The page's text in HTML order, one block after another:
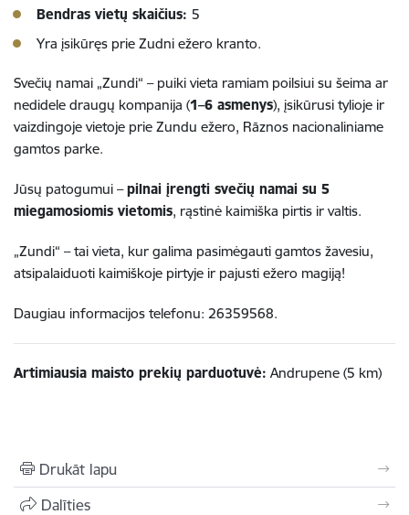
Bendras vietų skaičius: 5
Yra įsikūręs prie Zudni ežero kranto.
Svečių namai „Zundi“ – puiki vieta ramiam poilsiui su šeima ar
nedidele draugų kompanija (1–6 asmenys), įsikūrusi tylioje ir
vaizdingoje vietoje prie Zundu ežero, Rāznos nacionaliniame
gamtos parke.
Jūsų patogumui –pilnai įrengti svečių namai su 5
miegamosiomis vietomis, rąstinė kaimiška pirtis ir valtis.
„Zundi“ – tai vieta, kur galima pasimėgauti gamtos žavesiu,
atsipalaiduoti kaimiškoje pirtyje ir pajusti ežero magiją!
Daugiau informacijos telefonu: 26359568.
Artimiausia maisto prekių parduotuvė: Andrupene (5 km)
Drukāt lapu
Dalīties